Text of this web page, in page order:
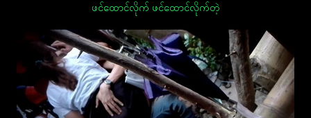
ဖင်ထောင်လိုက် ဖင်ထောင်လိုက်တဲ့